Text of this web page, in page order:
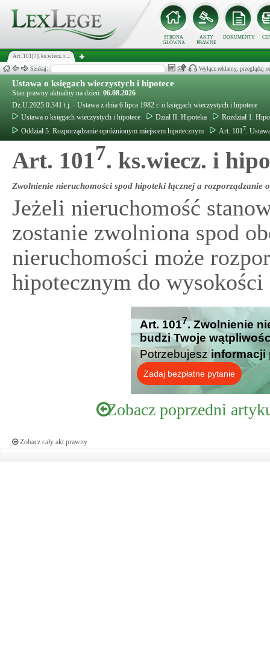
STRONA
GŁÓWNA
AKTY
PRAWNE
DOKUMENTY
Art. 101[7]. ks.wiecz. i ...
Szukaj: Wyłącz reklamy, przeglądaj
Ustawa o księgach wieczystych i hipotece
Stan prawny aktualny na dzień: 06.08.2026
Dz.U.2025.0.341 t.j. - Ustawa z dnia 6 lipca 1982 r. o księgach wieczystych i hipotece
Ustawa o księgach wieczystych i hipotece
Dział II. Hipoteka
Rozdział 1.
Oddział 5. Rozporządzanie opróżnionym miejscem hipotecznym
Art. 1017.
Art. 1017. ks.wiecz. i
Zwolnienie nieruchomości spod hipoteki łącznej a rozporządzanie
Jeżeli nieruchomość
zostanie zwolniona spod
nieruchomości może
hipotecznym do
Art. 1017. Zwolnienie
budzi Twoje
Potrzebujesz informacji
Zadaj bezpłatne pytanie
Zobacz poprzedni
Zobacz cały akt prawny